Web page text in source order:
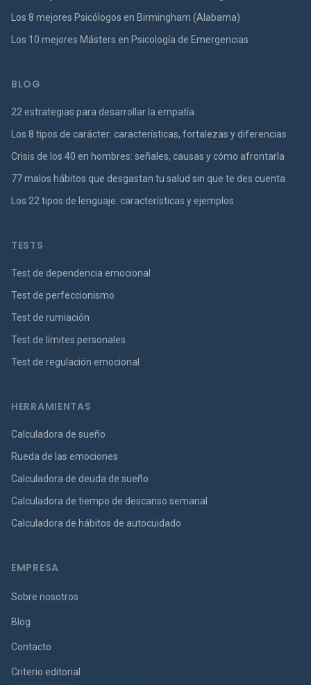
Los 8 mejores Psicólogos en Birmingham (Alabama)
Los 10 mejores Másters en Psicología de Emergencias
BLOG
22 estrategias para desarrollar la empatía
Los 8 tipos de carácter: características, fortalezas y diferencias
Crisis de los 40 en hombres: señales, causas y cómo afrontarla
77 malos hábitos que desgastan tu salud sin que te des cuenta
Los 22 tipos de lenguaje: características y ejemplos
TESTS
Test de dependencia emocional
Test de perfeccionismo
Test de rumiación
Test de límites personales
Test de regulación emocional
HERRAMIENTAS
Calculadora de sueño
Rueda de las emociones
Calculadora de deuda de sueño
Calculadora de tiempo de descanso semanal
Calculadora de hábitos de autocuidado
EMPRESA
Sobre nosotros
Blog
Contacto
Criterio editorial